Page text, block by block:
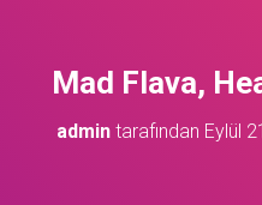
Mad Flava,
admin tarafından Eylül